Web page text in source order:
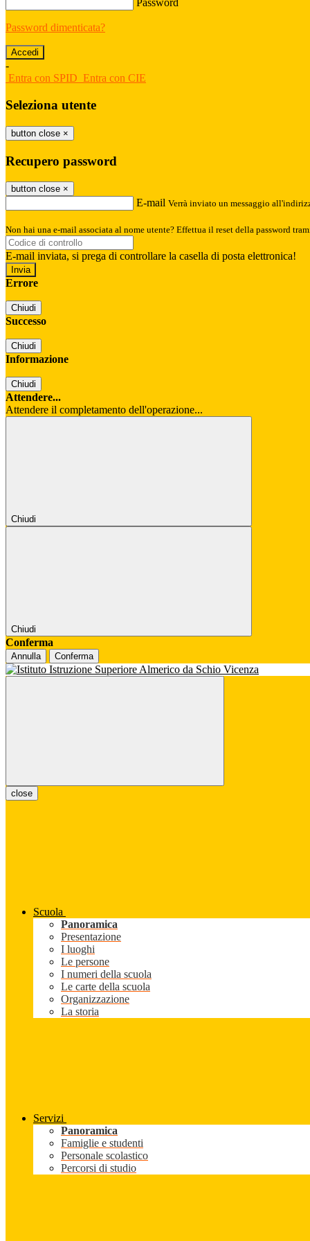
Password
Password dimenticata?
-
Entra con SPID Entra con CIE
Seleziona utente
button close ×
Recupero password
button close ×
E-mail Verrà inviato un messaggio
Non hai una e-mail associata al nome utente? Effettua il reset della password
E-mail inviata, si prega di controllare la casella di posta elettronica!
Errore
Chiudi
Successo
Chiudi
Informazione
Chiudi
Attendere...
Attendere il completamento dell'operazione...
Chiudi
Chiudi
Conferma
Annulla Conferma
close
Scuola
Panoramica
Presentazione
I luoghi
Le persone
I numeri della scuola
Le carte della scuola
Organizzazione
La storia
Servizi
Panoramica
Famiglie e studenti
Personale scolastico
Percorsi di studio